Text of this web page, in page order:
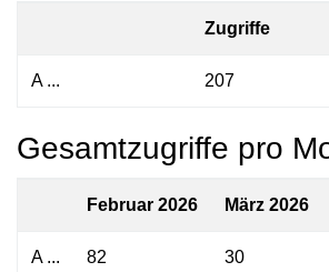
Zugriffe
A ... 207
Gesamtzugriffe pro
Februar 2026 März 2026
A ... 82 30